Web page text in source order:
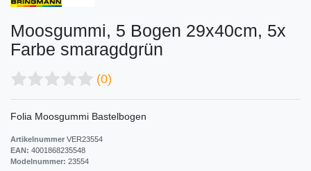
Moosgummi, 5 Bogen 29x40cm, 5x
Farbe smaragdgrün
(0)
Folia Moosgummi Bastelbogen
Artikelnummer VER23554
EAN: 4001868235548
Modelnummer: 23554